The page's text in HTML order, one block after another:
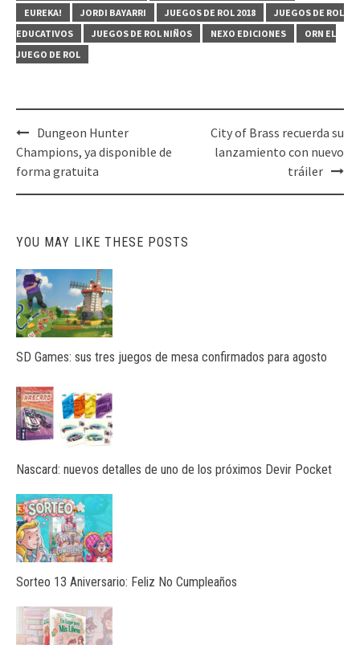
EUREKA! JORDI BAYARRI JUEGOS DE ROL 2018
JUEGOS DE ROL
EDUCATIVOS
JUEGOS DE ROL NIÑOS NEXO EDICIONES
ORN EL
JUEGO DE ROL
Post
navigation
Dungeon Hunter
Champions, ya disponible de
forma gratuita
City of Brass recuerda su
lanzamiento con nuevo
tráiler
YOU MAY LIKE THESE POSTS
SD Games: sus tres juegos de mesa confirmados para agosto
Nascard: nuevos detalles de uno de los próximos Devir Pocket
Sorteo 13 Aniversario: Feliz No Cumpleaños